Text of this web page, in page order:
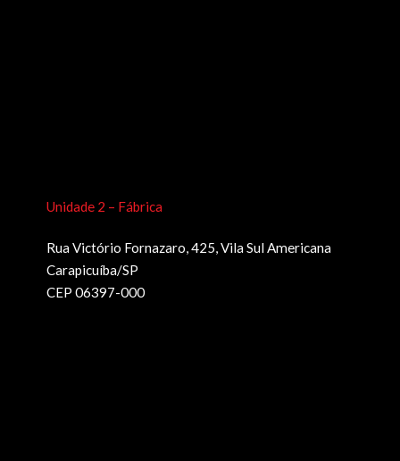
Unidade 2 – Fábrica
Rua Victório Fornazaro, 425, Vila Sul Americana
Carapicuíba/SP
CEP 06397-000